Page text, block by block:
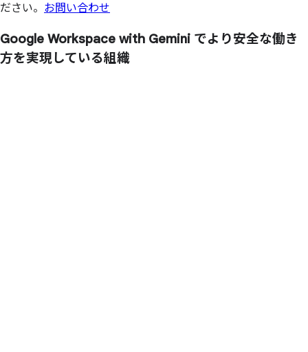
ださい。 お問い合わせ
Google Workspace with Gemini でより安全な働き
方を実現している組織